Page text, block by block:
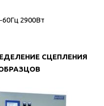
2900Вт
СЦЕПЛЕНИЯ